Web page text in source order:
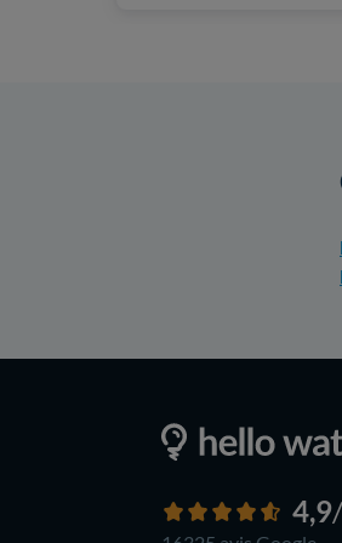
4,9